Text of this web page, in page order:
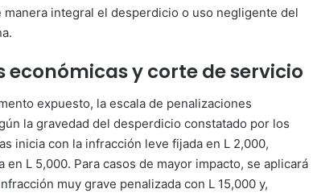
manera integral el desperdicio o uso negligente del
económicas y corte de servicio
expuesto, la escala de penalizaciones
la gravedad del desperdicio constatado por los
inicia con la infracción leve fijada en L 2,000,
L 5,000. Para casos de mayor impacto, se aplicará
muy grave penalizada con L 15,000 y,